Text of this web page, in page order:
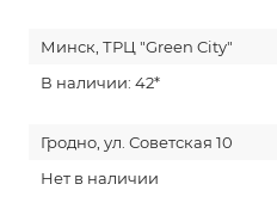
Минск, ТРЦ "Green City"
В наличии: 42*
Гродно, ул. Советская 10
Нет в наличии